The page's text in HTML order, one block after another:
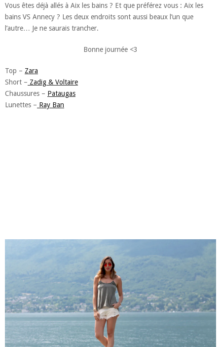
Vous êtes déjà allés à Aix les bains ? Et que préférez vous : Aix les
bains VS Annecy ? Les deux endroits sont aussi beaux l’un que
l’autre… Je ne saurais trancher.
Bonne journée <3
Top – Zara
Short – Zadig & Voltaire
Chaussures – Pataugas
Lunettes – Ray Ban